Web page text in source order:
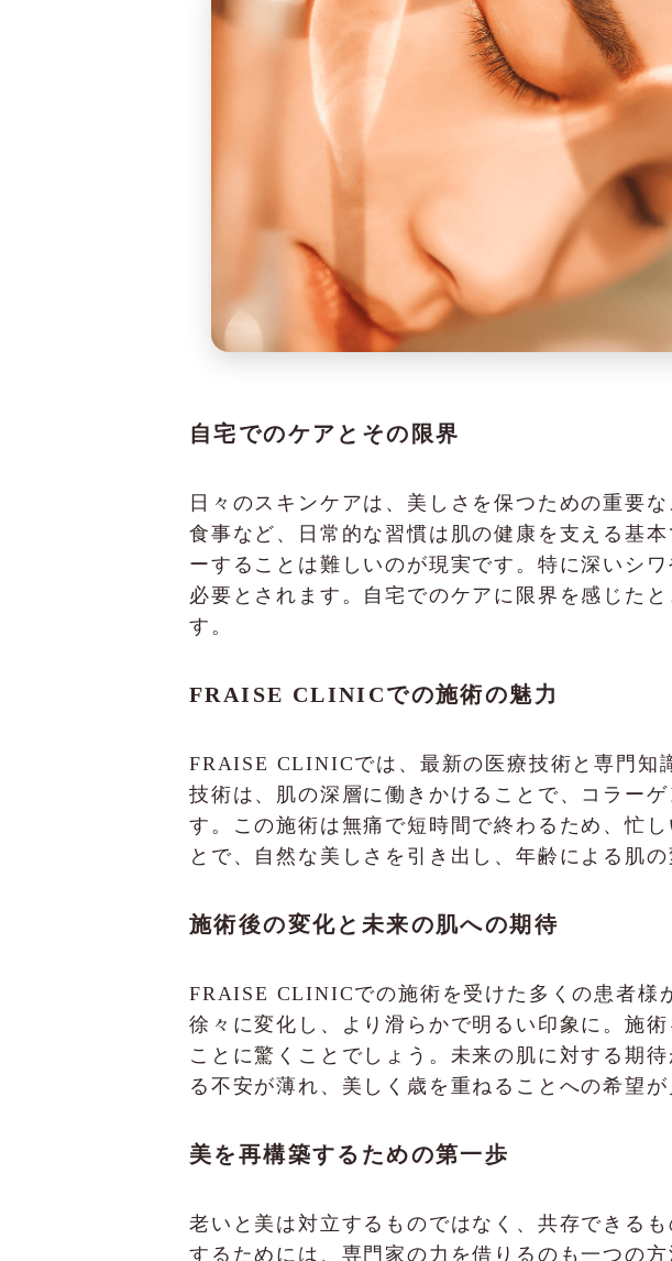
自宅でのケアとその限界
日々のスキンケアは、美しさを保つための重要
食事など、日常的な習慣は肌の健康を支える基
ーすることは難しいのが現実です。特に深いシ
必要とされます。自宅でのケアに限界を感じた
す。
FRAISE CLINICでの施術の魅力
FRAISE CLINICでは、最新の医療技術と専門知
技術は、肌の深層に働きかけることで、コラー
す。この施術は無痛で短時間で終わるため、忙
とで、自然な美しさを引き出し、年齢による肌
施術後の変化と未来の肌への期待
FRAISE CLINICでの施術を受けた多くの患者様
徐々に変化し、より滑らかで明るい印象に。施
ことに驚くことでしょう。未来の肌に対する期
る不安が薄れ、美しく歳を重ねることへの希望が
美を再構築するための第一歩
老いと美は対立するものではなく、共存できる
するためには、専門家の力を借りるのも一つの